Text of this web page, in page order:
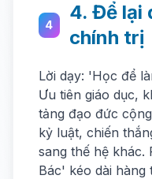
4
4. Để lại
chính trị
Lời dạy: 'Học để
Ưu tiên giáo dục,
tảng đạo đức
kỷ luật, chiến
sang thế hệ khác.
Bác' kéo dài